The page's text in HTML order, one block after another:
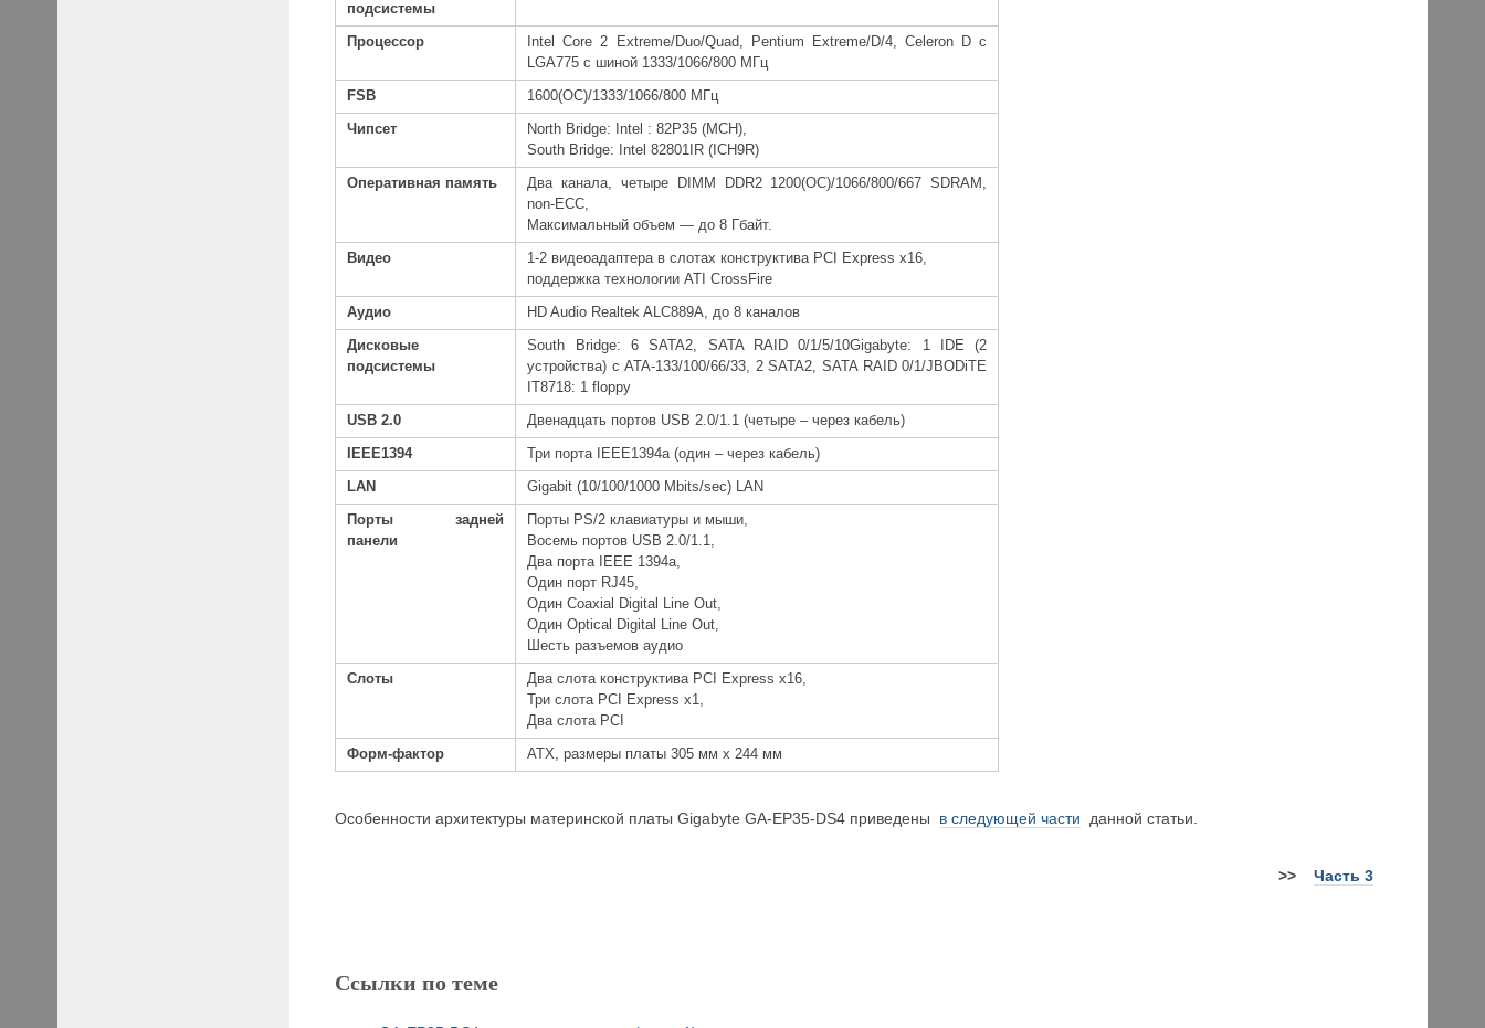
подсистемы
Процессор
Intel Core 2 Extreme/Duo/Quad, Pentium Extreme/D/4, Celeron D c
LGA775 с шиной 1333/1066/800 МГц
FSB 1600(OC)/1333/1066/800 МГц
Чипсет
North Bridge: Intel : 82P35 (MCH),
South Bridge: Intel 82801IR (ICH9R)
Оперативная память
Два канала, четыре DIMM DDR2 1200(OC)/1066/800/667 SDRAM,
non-ECC,
Максимальный объем — до 8 Гбайт.
Видео
1-2 видеоадаптера в слотах конструктива PCI Express x16,
поддержка технологии ATI CrossFire
Аудио HD Audio Realtek ALC889A, до 8 каналов
Дисковые
подсистемы
South Bridge: 6 SATA2, SATA RAID 0/1/5/10Gigabyte: 1 IDE (2
устройства) с ATA-133/100/66/33, 2 SATA2, SATA RAID 0/1/JBODiTE
IT8718: 1 floppy
USB 2.0 Двенадцать портов USB 2.0/1.1 (четыре – через кабель)
IEEE1394 Три порта IEEE1394a (один – через кабель)
LAN Gigabit (10/100/1000 Mbits/sec) LAN
Портызадней
панели
Порты PS/2 клавиатуры и мыши,
Восемь портов USB 2.0/1.1,
Два порта IEEE 1394a,
Один порт RJ45,
Один Coaxial Digital Line Out,
Один Optical Digital Line Out,
Шесть разъемов аудио
Слоты
Два слота конструктива PCI Express x16,
Три слота PCI Express x1,
Два слота PCI
Форм-фактор ATX, размеры платы 305 мм х 244 мм
Особенности архитектуры материнской платы Gigabyte GA-EP35-DS4 приведены в следующей части данной статьи.
>> Часть 3
Ссылки по теме